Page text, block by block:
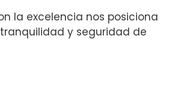
la excelencia nos posiciona
y seguridad de